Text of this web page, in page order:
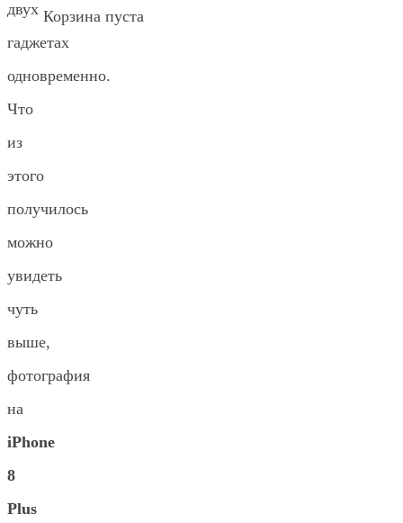
Корзина пуста
двух
гаджетах
одновременно.
Что
из
этого
получилось
можно
увидеть
чуть
выше,
фотография
на
iPhone
8
Plus